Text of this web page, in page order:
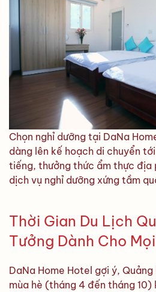
Chọn nghỉ dưỡng tại DaNa
dàng lên kế hoạch di chuyển
tiếng, thưởng thức ẩm thực địa
dịch vụ nghỉ dưỡng xứng tầm
Thời Gian Du Lịch
Tưởng Dành Cho
DaNa Home Hotel gợi ý,
mùa hè (tháng 4 đến tháng